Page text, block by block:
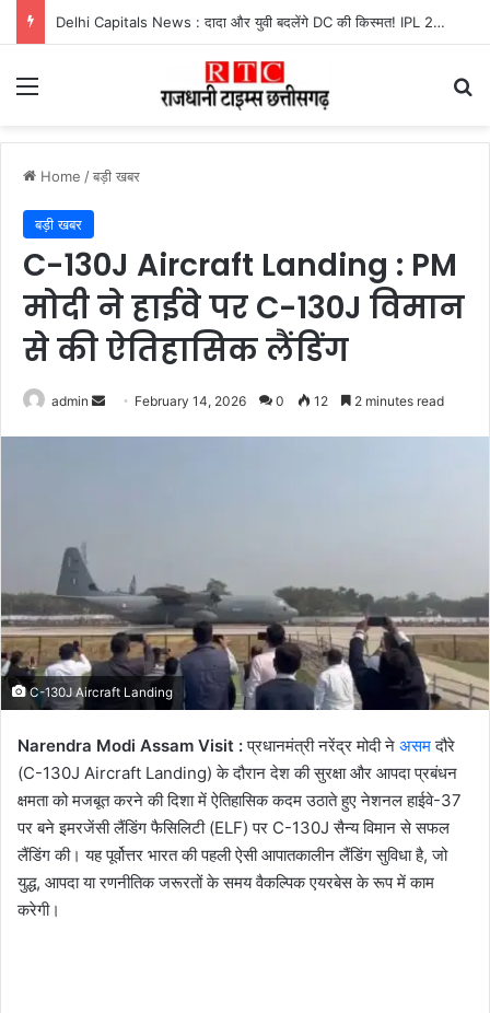
Delhi Capitals News : दादा और युवी बदलेंगे DC की किस्मत! IPL 2027 से पहले होगा बड़ा बदलाव
Menu
Home /बड़ी खबर
बड़ी खबर
C-130J Aircraft Landing : PM
मोदी ने हाईवे पर C-130J विमान
से की ऐतिहासिक लैंडिंग
admin
Send February 14, 2026 0 12 2 minutes read
C-130J Aircraft Landing
Narendra Modi Assam Visit :प्रधानमंत्री नरेंद्र मोदी ने असमदौरे
(C-130J Aircraft Landing) के दौरान देश की सुरक्षा और आपदा प्रबंधन
क्षमता को मजबूत करने की दिशा में ऐतिहासिक कदम उठाते हुए नेशनल हाईवे-37
पर बने इमरजेंसी लैंडिंग फैसिलिटी (ELF) पर C-130J सैन्य विमान से सफल
लैंडिंग की। यह पूर्वोत्तर भारत की पहली ऐसी आपातकालीन लैंडिंग सुविधा है, जो
युद्ध, आपदा या रणनीतिक जरूरतों के समय वैकल्पिक एयरबेस के रूप में काम
करेगी।